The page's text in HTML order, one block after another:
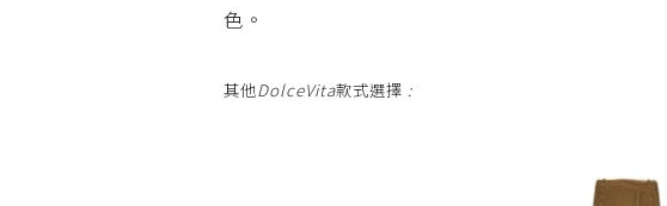
色。
其他DolceVita款式選擇 :